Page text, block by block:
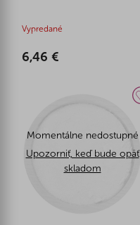
Vypredané
6,46 €
Momentálne nedostupné
Upozorniť, keď bude opäť
skladom